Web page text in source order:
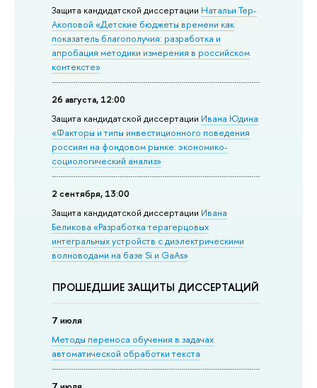
Защита кандидатской диссертации Натальи Тер-
Акоповой «Детские бюджеты времени как
показатель благополучия: разработка и
апробация методики измерения в российском
контексте»
26 августа, 12:00
Защита кандидатской диссертации Ивана Юдина
«Факторы и типы инвестиционного поведения
россиян на фондовом рынке: экономико-
социологический анализ»
2 сентября, 13:00
Защита кандидатской диссертации Ивана
Беликова «Разработка терагерцовых
интегральных устройств с диэлектрическими
волноводами на базе Si и GaAs»
ПРОШЕДШИЕ ЗАЩИТЫ ДИССЕРТАЦИЙ
7 июля
Методы переноса обучения в задачах
автоматической обработки текста